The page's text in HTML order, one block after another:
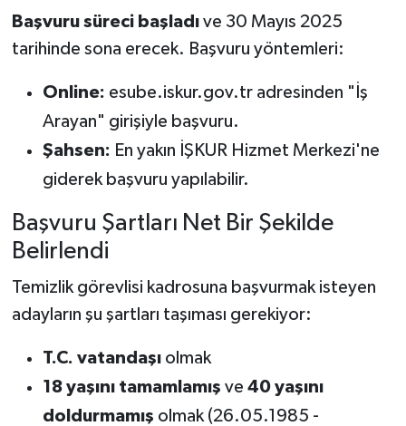
Başvuru süreci başladıve 30 Mayıs 2025
tarihinde sona erecek. Başvuru yöntemleri:
Online: esube.iskur.gov.tr adresinden "İş
Arayan" girişiyle başvuru.
Şahsen: En yakın İŞKUR Hizmet Merkezi'ne
giderek başvuru yapılabilir.
Başvuru Şartları Net Bir Şekilde
Belirlendi
Temizlik görevlisi kadrosuna başvurmak isteyen
adayların şu şartları taşıması gerekiyor:
T.C. vatandaşıolmak
18 yaşını tamamlamış ve 40 yaşını
doldurmamış olmak (26.05.1985 -